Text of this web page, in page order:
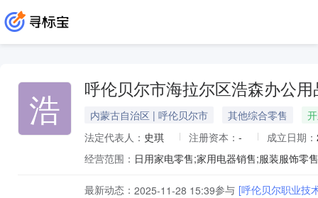
浩 呼伦贝尔市海拉尔区浩森办公
内蒙古自治区 | 呼伦贝尔市 其他综合零售
法定代表人： 史琪 注册资本： - 成立日期：
经营范围：
最新动态： 2025-11-28 15:39参与 [呼伦贝尔职业技